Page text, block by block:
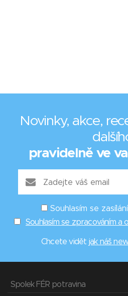
Novinky, akce,
pravidelně ve
Souhlasím se
Souhlasím se zpracováním a
Chcete vidět jak náš
Spolek FÉR potravina